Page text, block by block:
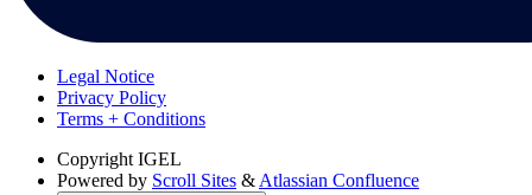
Legal Notice
Privacy Policy
Terms + Conditions
Copyright IGEL
Powered by Scroll Sites & Atlassian Confluence